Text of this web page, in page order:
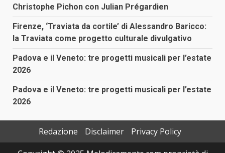
Christophe Pichon con Julian Prégardien
Firenze, ‘Traviata da cortile’ di Alessandro Baricco:
la Traviata come progetto culturale divulgativo
Padova e il Veneto: tre progetti musicali per l’estate
2026
Padova e il Veneto: tre progetti musicali per l’estate
2026
Redazione Disclaimer
Privacy Policy